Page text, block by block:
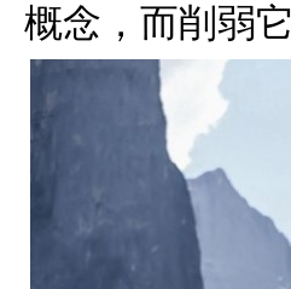
概念，而削弱